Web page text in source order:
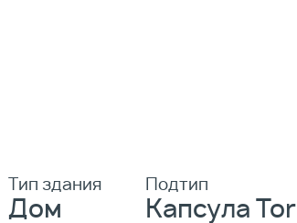
Тип здания
Дом
Подтип
Капсула Tor